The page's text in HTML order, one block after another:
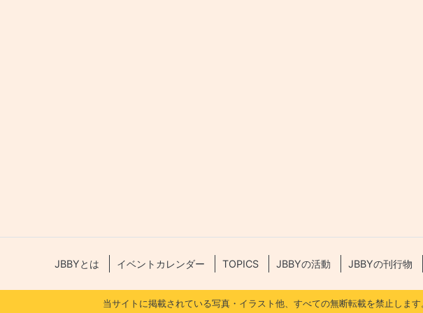
JBBYとは イベントカレンダー TOPICS JBBYの活動 JBBYの刊行物
当サイトに掲載されている写真・イラスト他、すべての無断転載を禁止します